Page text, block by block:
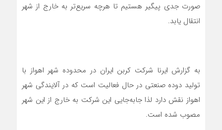
صورت جدی پیگیر هستیم تا هرچه سریع‌تر به خارج از شهر
انتقال یابد.
به گزارش ایرنا شرکت کربن ایران در محدوده شهر اهواز با
تولید دوده صنعتی در حال فعالیت است که در آلایندگی شهر
اهواز نقش دارد لذا جابه‌جایی این شرکت به خارج از این شهر
مصوب شده است.